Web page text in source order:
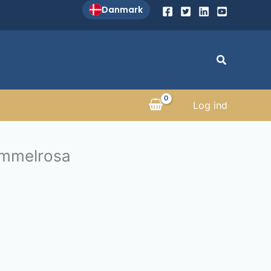
Danmark
Søg
Log ind